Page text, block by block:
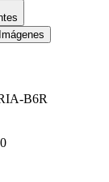
Imágenes
B6R